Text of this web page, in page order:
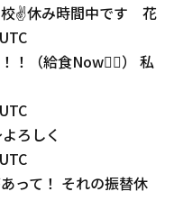
校✌休み時間中です 花
！（給食Now❤️‍🔥） 私
ろしく
って！ それの振替休